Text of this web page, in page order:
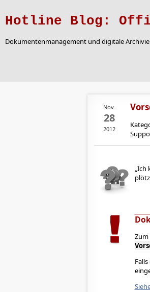
Hotline Blog:
Dokumentenmanagement und digitale
Nov.
28
2012
Ich
Zum